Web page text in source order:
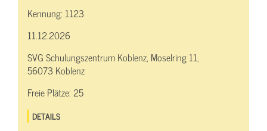
Kennung: 1123
11.12.2026
SVG Schulungszentrum Koblenz, Moselring 11,
56073 Koblenz
Freie Plätze:25
DETAILS